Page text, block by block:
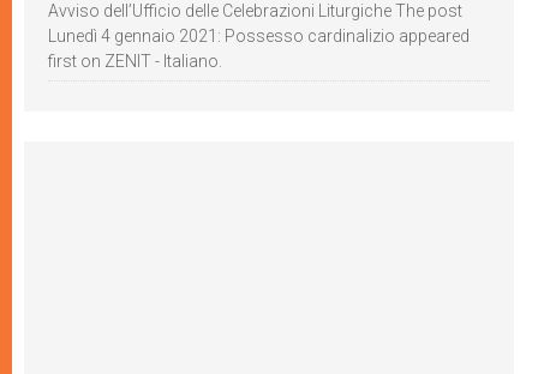
Avviso dell’Ufficio delle Celebrazioni Liturgiche The post
Lunedì 4 gennaio 2021: Possesso cardinalizio appeared
first on ZENIT - Italiano.